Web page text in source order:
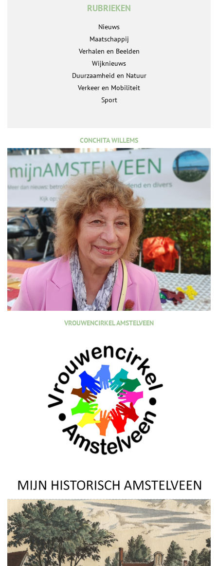
RUBRIEKEN
Nieuws
Maatschappij
Verhalen en Beelden
Wijknieuws
Duurzaamheid en Natuur
Verkeer en Mobiliteit
Sport
CONCHITA WILLEMS
VROUWENCIRKEL AMSTELVEEN